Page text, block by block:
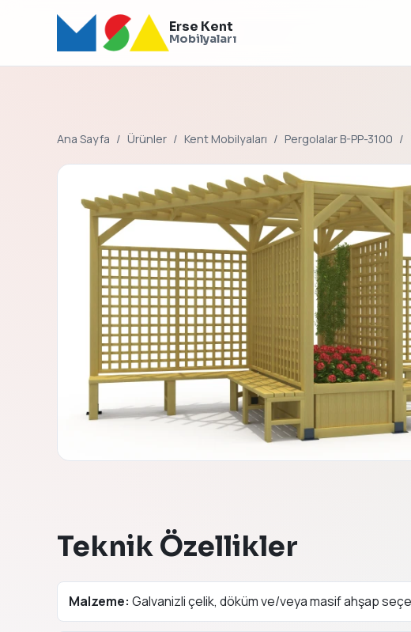
Erse Kent
Mobilyaları
Ana Sayfa Ürünler Kent Mobilyaları Pergolalar B-PP-3100
Teknik Özellikler
Malzeme: Galvanizli çelik, döküm ve/veya masif ahşap